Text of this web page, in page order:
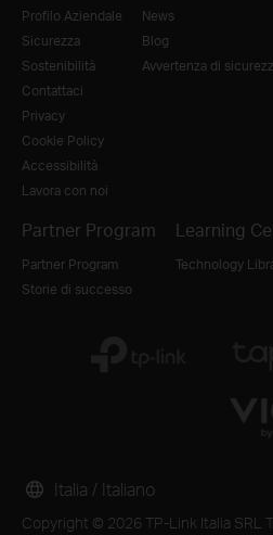
Profilo Aziendale
Sicurezza
Sostenibilità
Contattaci
Privacy
Cookie Policy
Accessibilità
Lavora con noi
News
Blog
Avvertenza di
Partner Program
Partner Program
Storie di successo
Learning
Technology
Copyright © 2026 TP-Link Italia SRL
Italia / Italiano